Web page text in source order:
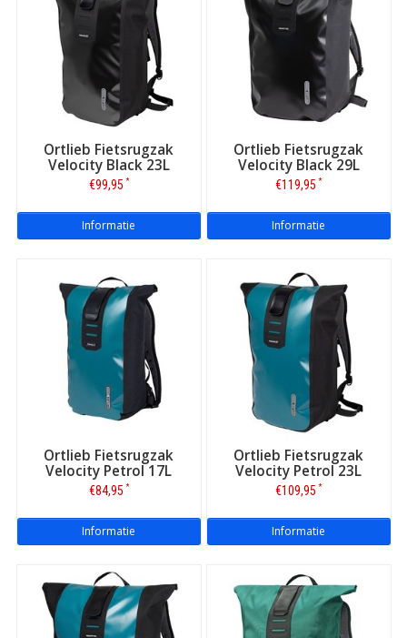
Ortlieb Fietsrugzak
Velocity Black 23L
€99,95 *
Informatie
Ortlieb Fietsrugzak
Velocity Black 29L
€119,95 *
Informatie
Ortlieb Fietsrugzak
Velocity Petrol 17L
€84,95 *
Informatie
Ortlieb Fietsrugzak
Velocity Petrol 23L
€109,95 *
Informatie